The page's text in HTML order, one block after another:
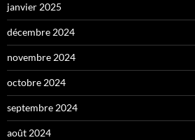
janvier 2025
décembre 2024
novembre 2024
octobre 2024
septembre 2024
août 2024